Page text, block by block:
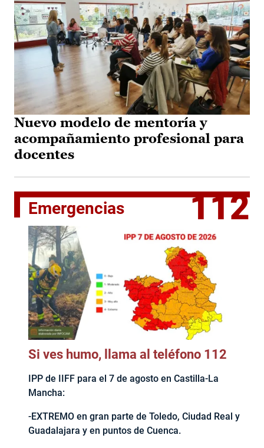
Nuevo modelo de mentoría y
acompañamiento profesional para
docentes
Emergencias 112
Si ves humo, llama al teléfono 112
IPP de IIFF para el 7 de agosto en Castilla-La
Mancha:
-EXTREMO en gran parte de Toledo, Ciudad Real y
Guadalajara y en puntos de Cuenca.